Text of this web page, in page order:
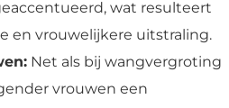
wat resulteert
en vrouwelijkere uitstraling.
Net als bij wangvergroting
vrouwen een